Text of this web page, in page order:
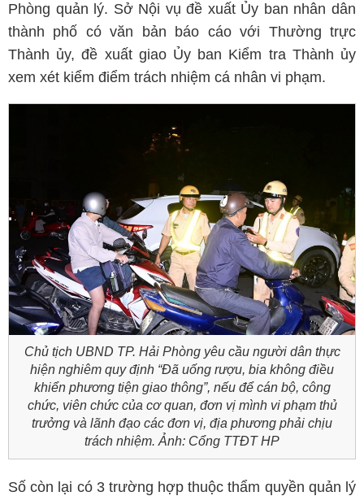
Phòng quản lý. Sở Nội vụ đề xuất Ủy ban nhân dân
thành phố có văn bản báo cáo với Thường trực
Thành ủy, đề xuất giao Ủy ban Kiểm tra Thành ủy
xem xét kiểm điểm trách nhiệm cá nhân vi phạm.
Chủ tịch UBND TP. Hải Phòng yêu cầu người dân thực
hiện nghiêm quy định “Đã uống rượu, bia không điều
khiển phương tiện giao thông”, nếu để cán bộ, công
chức, viên chức của cơ quan, đơn vị mình vi phạm thủ
trưởng và lãnh đạo các đơn vị, địa phương phải chịu
trách nhiệm. Ảnh: Cổng TTĐT HP
Số còn lại có 3 trường hợp thuộc thẩm quyền quản lý